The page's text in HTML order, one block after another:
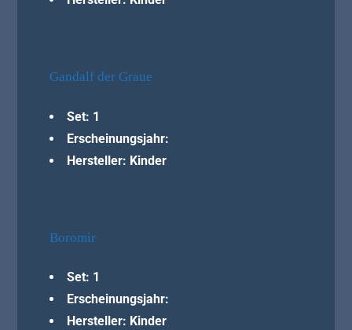
Gandalf der Graue
Set: 1
Erscheinungsjahr:
Hersteller: Kinder
Boromir
Set: 1
Erscheinungsjahr:
Hersteller: Kinder